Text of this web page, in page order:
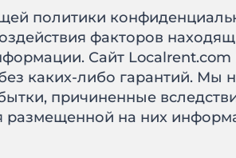
политики
факторов
Сайт
каких-либо гарантий. Мы
причиненные
размещенной на них